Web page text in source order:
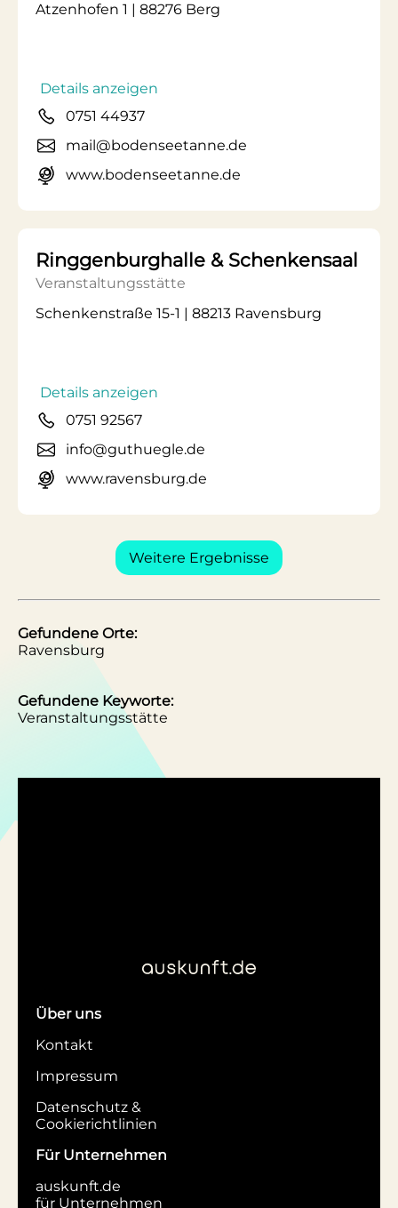
Atzenhofen 1 | 88276 Berg
Details anzeigen
0751 44937
mail@bodenseetanne.de
www.bodenseetanne.de
Ringgenburghalle & Schenkensaal
Veranstaltungsstätte
Schenkenstraße 15-1 | 88213 Ravensburg
Details anzeigen
0751 92567
info@guthuegle.de
www.ravensburg.de
Weitere Ergebnisse
Gefundene Orte:
Ravensburg
Gefundene Keyworte:
Veranstaltungsstätte
Über uns
Kontakt
Impressum
Datenschutz &
Cookierichtlinien
Für Unternehmen
auskunft.de
für Unternehmen